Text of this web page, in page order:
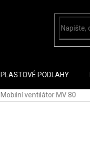
PLASTOVÉ PODLAHY
Mobilní ventilátor MV 80